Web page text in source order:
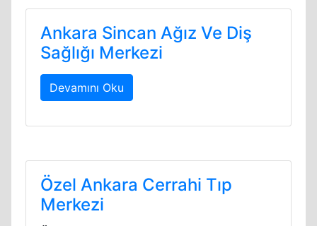
Ankara Sincan Ağız Ve Diş
Sağlığı Merkezi
Devamını Oku
Özel Ankara Cerrahi Tıp
Merkezi